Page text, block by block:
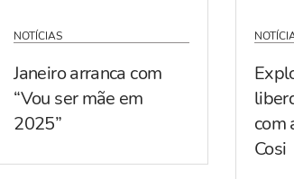
NOTÍCIAS
Janeiro arranca com
“Vou ser mãe em
2025”
com
Cosi